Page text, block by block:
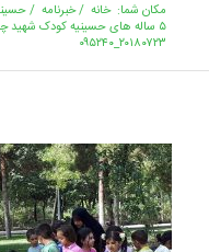
مکان شما: خانه /خبرنامه /
۵ ساله های حسینیه کودک شهید چمران
۲۰۱۸۰۷۲۳_۰۹۵۲۴۰